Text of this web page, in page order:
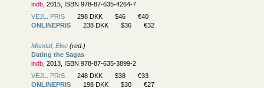
indb , 2015, ISBN 978-87-635-4264-7
VEJL. PRIS
298 DKK $46
€40
ONLINEPRIS
238 DKK $36 €32
Mundal, Else (red.)
Dating the Sagas
indb , 2013, ISBN 978-87-635-3899-2
VEJL. PRIS
248 DKK $38
€33
ONLINEPRIS
198 DKK $30 €27